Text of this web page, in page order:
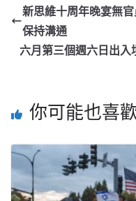
新思維十周年晚宴無
保持溝通
六月第三個週六日出
你可能也喜